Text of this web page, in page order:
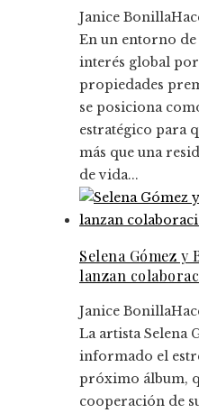
Janice Bonilla
En un entorno
interés global por
propiedades
se posiciona
estratégico para
más que una
de vida...
Selena Gómez y
lanzan
Janice Bonilla
La artista Selena
informado el
próximo álbum,
cooperación de